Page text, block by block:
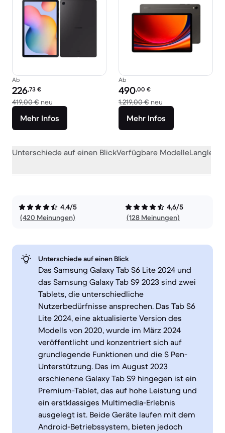
Ab
Preis des erneuerten Produkts:
226,73 €
419,00 € neu Im Vergleich zum Neupreis von 419,00 €
Mehr Infos
Ab
Preis des erneuerten Produkts:
490,00 €
1.219,00 € neu
Mehr Infos
Unterschiede auf einen BlickVerfügbare Modelle
4,4/5
(420 Meinungen)
4,6/5
(128 Meinungen)
Unterschiede auf einen Blick
Das Samsung Galaxy Tab S6 Lite 2024 und
das Samsung Galaxy Tab S9 2023 sind zwei
Tablets, die unterschiedliche
Nutzerbedürfnisse ansprechen. Das Tab S6
Lite 2024, eine aktualisierte Version des
Modells von 2020, wurde im März 2024
veröffentlicht und konzentriert sich auf
grundlegende Funktionen und die S Pen-
Unterstützung. Das im August 2023
erschienene Galaxy Tab S9 hingegen ist ein
Premium-Tablet, das auf hohe Leistung und
ein erstklassiges Multimedia-Erlebnis
ausgelegt ist. Beide Geräte laufen mit dem
Android-Betriebssystem, bieten jedoch